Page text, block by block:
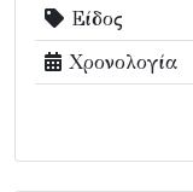
Είδος
Χρονολογία